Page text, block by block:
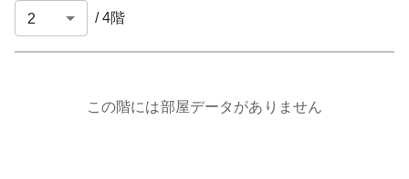
/4階
この階には部屋データがありません